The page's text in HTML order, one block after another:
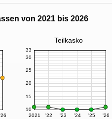
von 2021 bis 2026
Teilkasko
'26 2021 '22 '23 '24 '25 '26
10
15
20
25
30
33